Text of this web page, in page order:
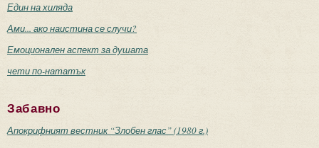
Един на хиляда
Ами... ако наистина се случи?
Емоционален аспект за душата
чети по-нататък
Забавно
Апокрифният вестник “Злобен глас” (1980 г.)